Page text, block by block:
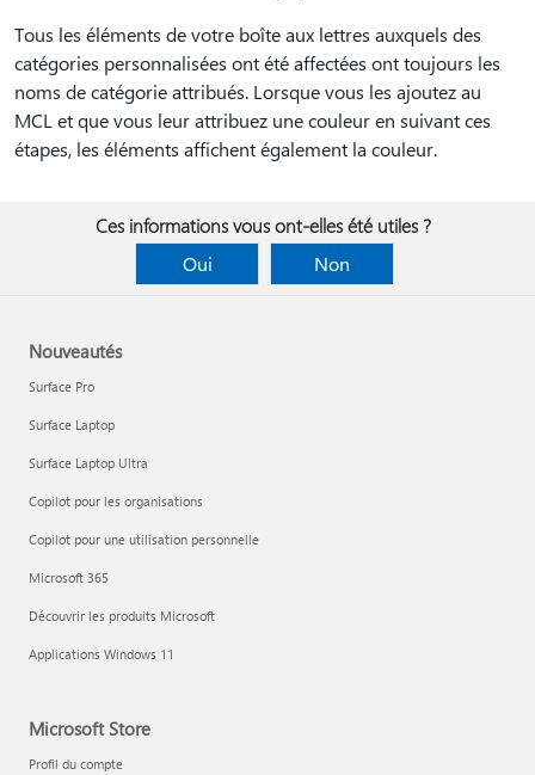
Tous les éléments de votre boîte aux lettres auxquels des
catégories personnalisées ont été affectées ont toujours les
noms de catégorie attribués. Lorsque vous les ajoutez au
MCL et que vous leur attribuez une couleur en suivant ces
étapes, les éléments affichent également la couleur.
Ces informations vous ont-elles été utiles ?
Oui
Non
Nouveautés
Surface Pro
Surface Laptop
Surface Laptop Ultra
Copilot pour les organisations
Copilot pour une utilisation personnelle
Microsoft 365
Découvrir les produits Microsoft
Applications Windows 11
Microsoft Store
Profil du compte